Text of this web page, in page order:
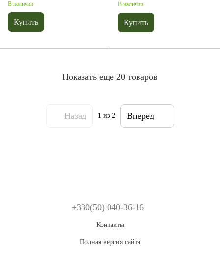
В наличии
Купить
В наличии
Купить
Показать еще 20 товаров
Назад 1 из 2 Вперед
+380(50) 040-36-16
Контакты
Полная версия сайта